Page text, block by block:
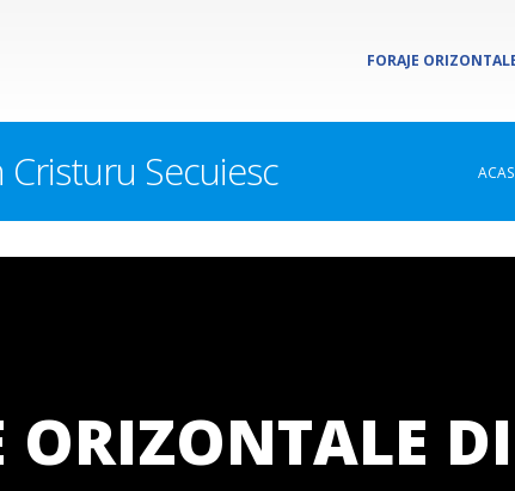
FORAJE
Secuiesc
ORIZONTALE